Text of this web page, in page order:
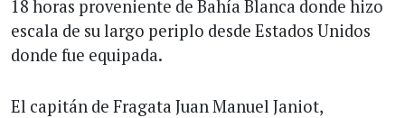
18 horas proveniente de Bahía Blanca donde hizo
escala de su largo periplo desde Estados Unidos
donde fue equipada.
El capitán de Fragata Juan Manuel Janiot,